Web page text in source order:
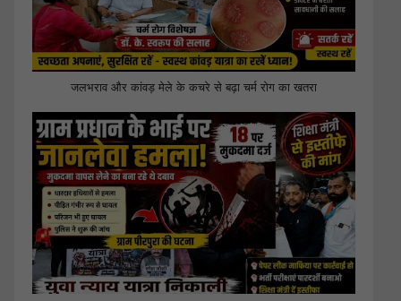
जलभराव और कांवड़ मेले के कचरे से बढ़ा चर्म रोग का खतरा